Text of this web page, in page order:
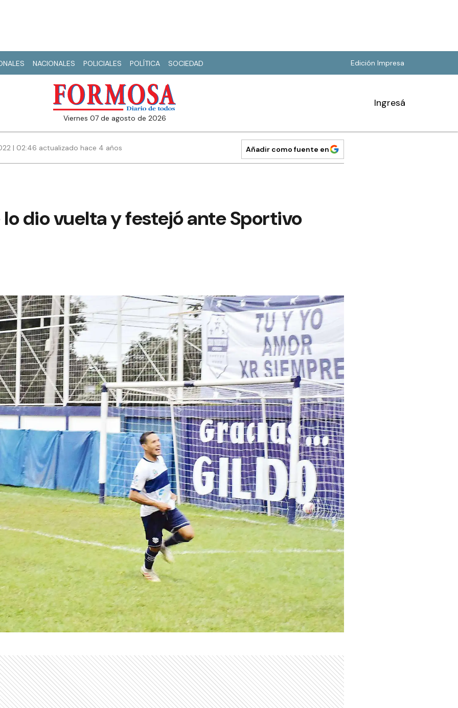
NACIONALES POLICIALES POLÍTICA SOCIEDAD Edición Impresa
viernes 07 de agosto de 2026
Ingresá
| 02:46 actualizado hace 4 años Añadir como fuente en
dio vuelta y festejó ante Sportivo